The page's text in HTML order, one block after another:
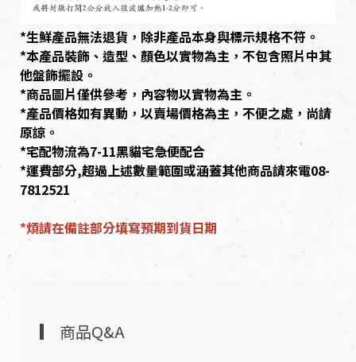
*生鮮產品無法退貨，除非產品本身與標示規格不符。
*本產品裝飾、造型、顏色以實物為主，不包含照片中其
他盤飾擺設。
*商品圖片僅供參考，內容物以實物為主。
*產品價格如有異動，以賣場價格為主，不便之處，尚請
原諒。
*宅配物流為7-11黑貓宅急便配合
*運費部分,超過上述數量範圍或涵蓋其他商品請來電08-
7812521
*煩請在備註部分填寫預期到貨日期
商品Q&A